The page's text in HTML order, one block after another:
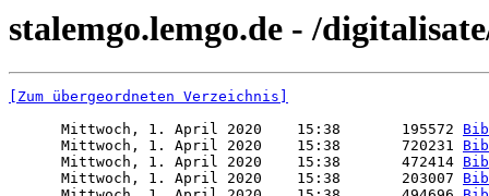
stalemgo.lemgo.de - /
[Zum übergeordneten Verzeichnis]
      Mittwoch, 1. April 2020    15:38       195572
      Mittwoch, 1. April 2020    15:38       720231
      Mittwoch, 1. April 2020    15:38       472414
      Mittwoch, 1. April 2020    15:38       203007